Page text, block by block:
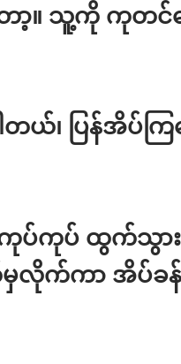
။ သူ့ကို ကုတင်
ယ်၊ ပြန်အိပ်ကြ
ကုပ်ကုပ် ထွက်သွာ
လိုက်ကာ အိပ်ခန်